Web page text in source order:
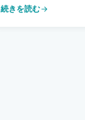
角形のすき間を掃除す
続きを読む